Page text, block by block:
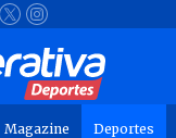
Magazine Deportes